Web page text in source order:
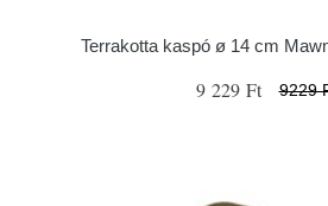
Terrakotta kaspó ø 14 cm
9 229 Ft 9229